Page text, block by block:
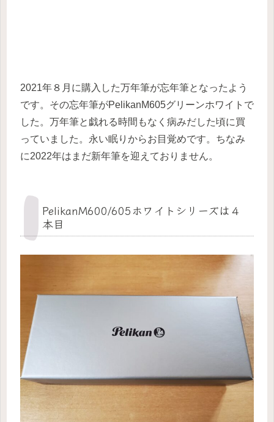
2021年８月に購入した万年筆が忘年筆となったよう
です。その忘年筆がPelikanM605グリーンホワイトで
した。万年筆と戯れる時間もなく病みだした頃に買
っていました。永い眠りからお目覚めです。ちなみ
に2022年はまだ新年筆を迎えておりません。
PelikanM600/605ホワイトシリーズは４
本目